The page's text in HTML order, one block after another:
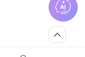
섭
외
공
고
맨
위
로